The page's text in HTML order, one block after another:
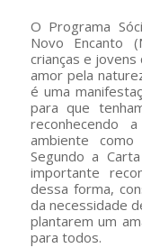
O Programa
Novo Encanto
crianças e
amor pela
é uma
para que
reconhecendo
ambiente
Segundo a
importante
dessa forma,
da necessidade
plantarem um
para todos.